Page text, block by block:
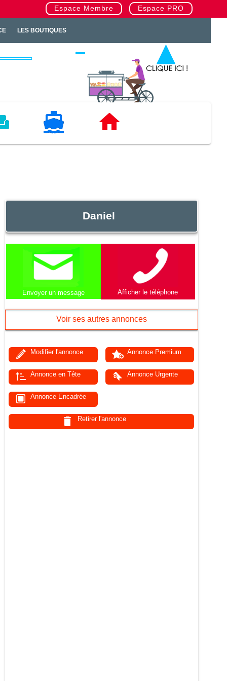
Espace Membre Espace PRO
LES BOUTIQUES
NAUTISME IMMOBILIERS
Daniel
Envoyer un message Afficher le téléphone
Voir ses autres annonces
Modifier l'annonce Annonce Premium
Annonce en Tête Annonce Urgente
Annonce Encadrée
Retirer l'annonce